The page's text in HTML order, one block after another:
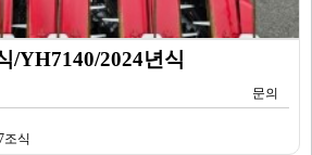
/YH7140/2024년식
문의
조식